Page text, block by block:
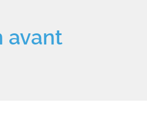
avant